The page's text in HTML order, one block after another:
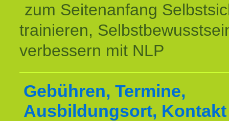
zum Seitenanfang
trainieren,
verbessern mit NLP
Gebühren, Termine,
Ausbildungsort, Kontakt